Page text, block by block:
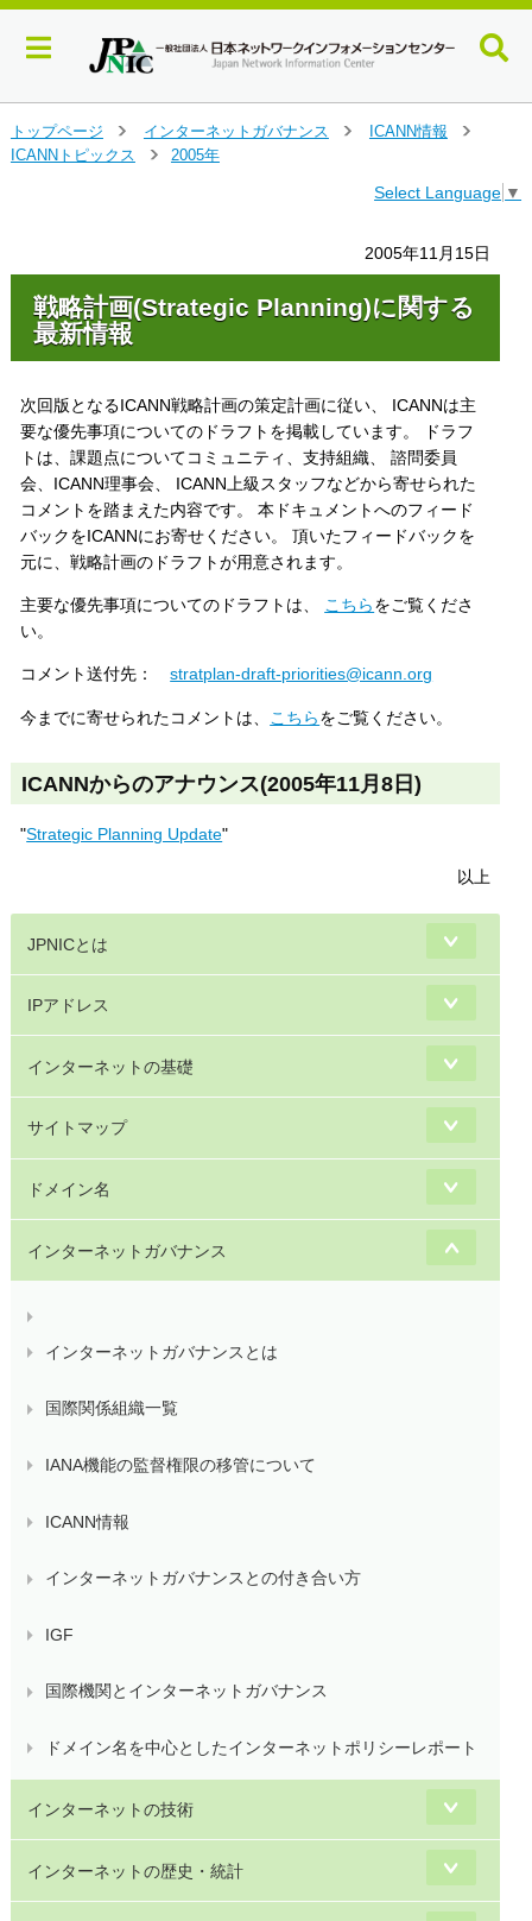
イ
ン
ャ
トップページ
＞
インターネットガバナンス
ICANN情報
ICANNトピックス
2005年
Select Language ▼
2005年11月15日
戦略計画(Strategic Planning)に関する
最新情報
次回版となるICANN戦略計画の策定計画に従い、 ICANNは主
要な優先事項についてのドラフトを掲載しています。 ドラフ
トは、課題点についてコミュニティ、支持組織、 諮問委員
会、ICANN理事会、 ICANN上級スタッフなどから寄せられた
コメントを踏まえた内容です。 本ドキュメントへのフィード
バックをICANNにお寄せください。 頂いたフィードバックを
元に、戦略計画のドラフトが用意されます。
主要な優先事項についてのドラフトは、 こちらをご覧くださ
い。
コメント送付先：stratplan-draft-priorities@icann.org
今までに寄せられたコメントは、 こちらをご覧ください。
ICANNからのアナウンス(2005年11月8日)
"Strategic Planning Update"
以上
JPNICとは
IPアドレス
インターネットの基礎
サイトマップ
ドメイン名
インターネットガバナンス
インターネットガバナンスとは
国際関係組織一覧
IANA機能の監督権限の移管について
ICANN情報
インターネットガバナンスとの付き合い方
IGF
国際機関とインターネットガバナンス
ドメイン名を中心としたインターネットポリシーレポート
インターネットの技術
インターネットの歴史・統計